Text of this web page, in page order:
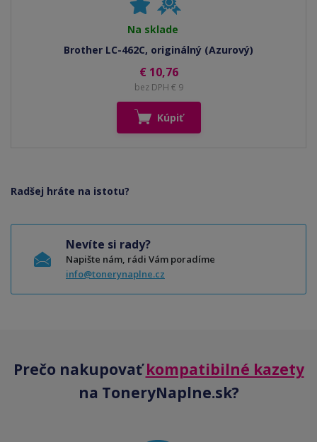
Na sklade
Brother LC-462C, originálný (Azurový)
€ 10,76
bez DPH € 9
Kúpiť
Radšej hráte na istotu?
Nevíte si rady?
Napište nám, rádi Vám poradíme
info@tonerynaplne.cz
Prečo nakupovaťkompatibilné kazety
na ToneryNaplne.sk?